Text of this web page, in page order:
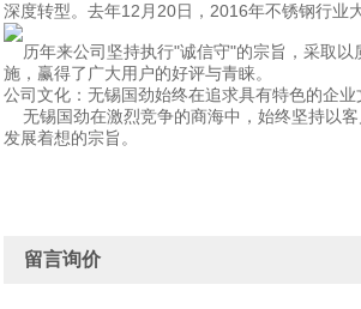
深度转型。去年12月20日，2016年不锈钢行业
历年来公司坚持执行"诚信守"的宗旨，采取以
施，赢得了广大用户的好评与青睐。
公司文化：无锡国劲始终在追求具有特色的企业
无锡国劲在激烈竞争的商海中，始终坚持以
发展着想的宗旨。
留言询价